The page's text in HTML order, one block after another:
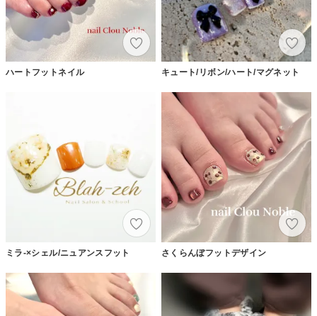
ハートフットネイル キュート/リボン/ハート/マグネット
ミラ-×シェル/ニュアンスフット さくらんぼフットデザイン